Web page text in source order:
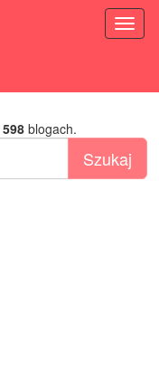
598blogach.